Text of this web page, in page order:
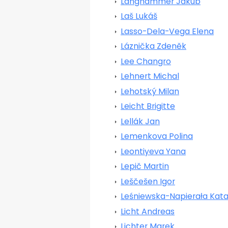
Laš Lukáš
Lasso-Dela-Vega Elena
Láznička Zdeněk
Lee Changro
Lehnert Michal
Lehotský Milan
Leicht Brigitte
Lellák Jan
Lemenkova Polina
Leontiyeva Yana
Lepič Martin
Leščešen Igor
Leśniewska-Napierała
Licht Andreas